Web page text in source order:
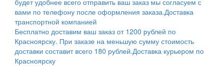
вами по телефону после оформления заказа.Доставка
транспортной компанией
Бесплатно доставим ваш заказ от 1200 рублей по
Красноярску. При заказе на меньшую сумму стоимость
доставки составит всего 180 рублей.Доставка курьером по
Красноярску